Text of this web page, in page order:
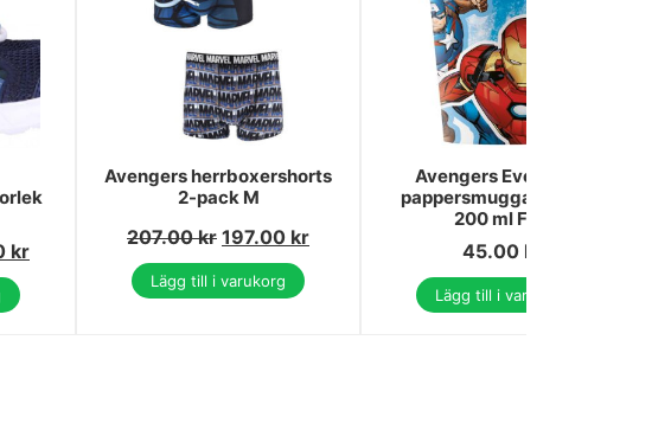
kr
Avengers herrboxershorts
2-pack M
207.00kr 197.00 kr
Lägg till i varukorg
Avengers Evergreen
pappersmuggar 8-pack
200 ml FSC
45.00 kr
Lägg till i varukorg